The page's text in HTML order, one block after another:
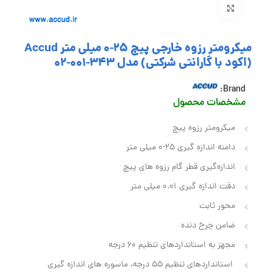
میکرومتر رزوه خارجی پیچ 25-0 میلی متر Accud
(اکود با گارانتی شرکتی) مدل 343-001-02
Brand:
مشخصات محصول
میکرومتر رزوه پیچ
دامنه اندازه گیری 25-0 میلی متر
اندازه‌گیری قطر گام رزوه‌ های پیچ
دقت اندازه گیری 0.01 میلی‌ متر
محور ثابت
ضامن چرخ‌ دنده
مجهز به استانداردهای تنظیم 60 درجه
استانداردهای تنظیم 55 درجه، ماسوره‌ های اندازه‌ گیری